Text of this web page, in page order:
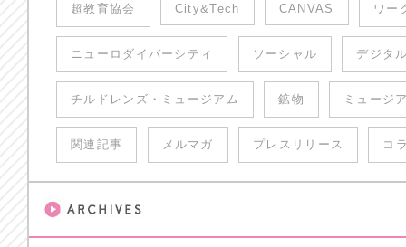
超教育協会 City&Tech CANVAS ワー
ニューロダイバーシティ ソーシャル デジタ
チルドレンズ・ミュージアム 鉱物 ミュージ
関連記事 メルマガ プレスリリース コ